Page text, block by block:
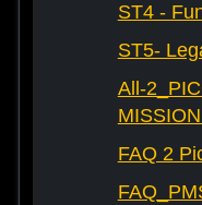
ST4 -
ST5-
All-
FAQ 2